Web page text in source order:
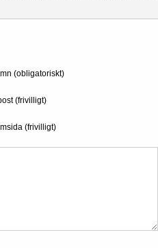
(obligatoriskt)
(frivilligt)
(frivilligt)